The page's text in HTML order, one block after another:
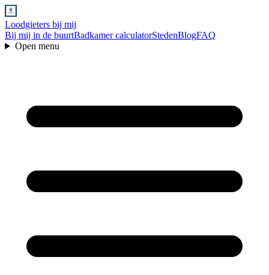
Loodgieters bij mij
Bij mij in de buurtBadkamer calculatorStedenBlogFAQ
Open menu